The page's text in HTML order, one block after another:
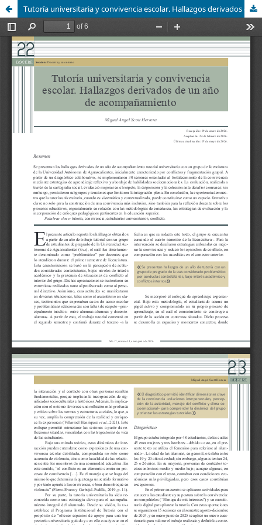
Tutoría universitaria y convivencia escolar. Hallazgos derivados de un año de acompañamiento